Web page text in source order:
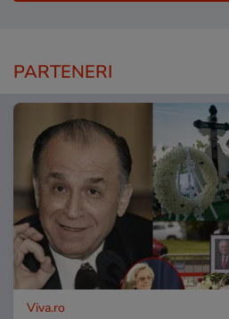
PARTENERI
Viva.ro